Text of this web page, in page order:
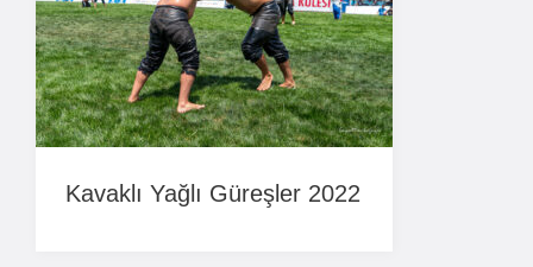
Kavaklı Yağlı Güreşler 2022